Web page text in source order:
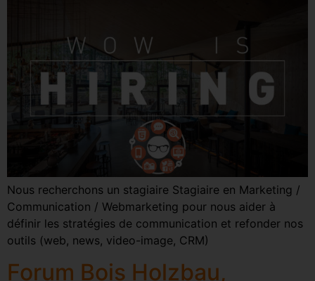
Nous recherchons un stagiaire Stagiaire en Marketing /
Communication / Webmarketing pour nous aider à
définir les stratégies de communication et refonder nos
outils (web, news, video-image, CRM)
Forum Bois Holzbau,